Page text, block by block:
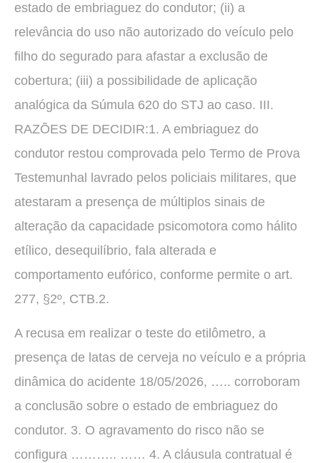
estado de embriaguez do condutor; (ii) a
relevância do uso não autorizado do veículo pelo
filho do segurado para afastar a exclusão de
cobertura; (iii) a possibilidade de aplicação
analógica da Súmula 620 do STJ ao caso. III.
RAZÕES DE DECIDIR:1. A embriaguez do
condutor restou comprovada pelo Termo de Prova
Testemunhal lavrado pelos policiais militares, que
atestaram a presença de múltiplos sinais de
alteração da capacidade psicomotora como hálito
etílico, desequilíbrio, fala alterada e
comportamento eufórico, conforme permite o art.
277, §2º, CTB.2.
A recusa em realizar o teste do etilômetro, a
presença de latas de cerveja no veículo e a própria
dinâmica do acidente 18/05/2026, ….. corroboram
a conclusão sobre o estado de embriaguez do
condutor. 3. O agravamento do risco não se
configura ……….. …… 4. A cláusula contratual é